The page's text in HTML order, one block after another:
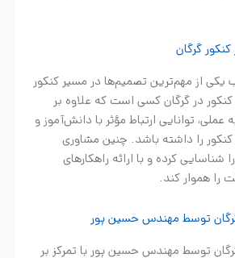
گرگان
یکی از مهم‌ترین تصمیم‌ها در مسیر کنکور
در گرگان کسی است که علاوه بر
توانایی ارتباط مؤثر با دانش‌آموز و
را داشته باشد. چنین مشاوری
کرده و با ارائه راهکارهای
را هموار کند.
توسط مهندس حسین پور
توسط مهندس حسین پور با تمرکز بر